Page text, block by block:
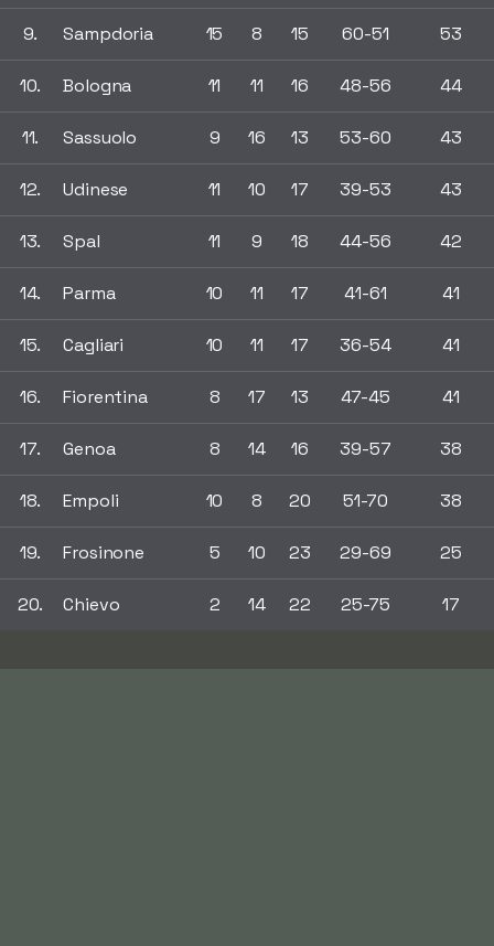
9. Sampdoria 15 8 15 60-51 53
10. Bologna 11 11 16 48-56 44
11. Sassuolo 9 16 13 53-60 43
12. Udinese 11 10 17 39-53 43
13. Spal 11 9 18 44-56 42
14. Parma 10 11 17 41-61 41
15. Cagliari 10 11 17 36-54 41
16. Fiorentina 8 17 13 47-45 41
17. Genoa 8 14 16 39-57 38
18. Empoli 10 8 20 51-70 38
19. Frosinone 5 10 23 29-69 25
20. Chievo 2 14 22 25-75 17